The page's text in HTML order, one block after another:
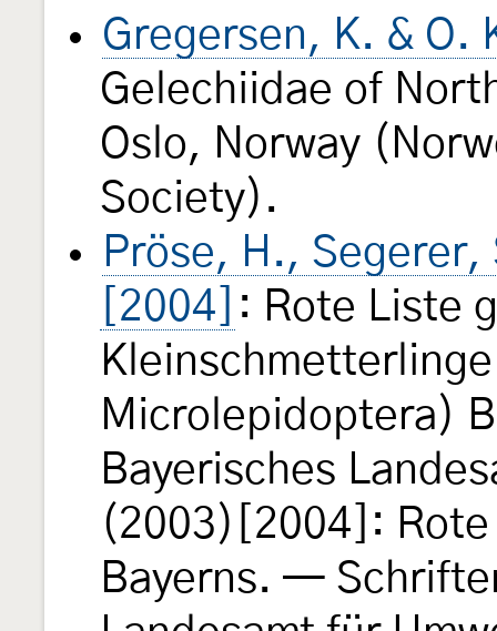
Gregersen, K. & O.
Gelechiidae of
Oslo, Norway
Society).
Pröse, H.,
[2004]
: Rote Liste
Microlepidoptera)
Bayerisches
(2003)[2004]:
Bayerns. —